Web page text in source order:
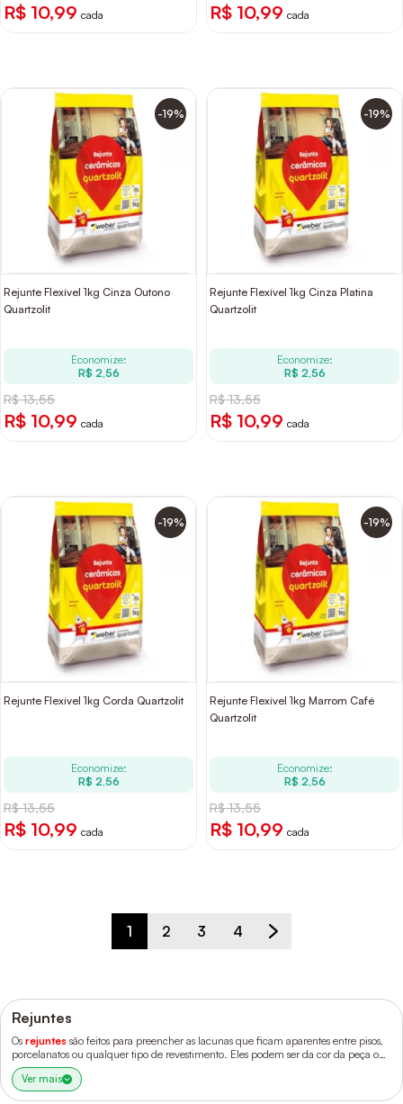
R$ 10,99 cada R$ 10,99 cada
-19%
Rejunte Flexível 1kg Cinza Outono
Quartzolit
Economize:
R$ 2,56
R$ 13,55
R$ 10,99 cada
-19%
Rejunte Flexível 1kg Cinza Platina
Quartzolit
Economize:
R$ 2,56
R$ 13,55
R$ 10,99 cada
-19%
Rejunte Flexível 1kg Corda Quartzolit
Economize:
R$ 2,56
R$ 13,55
R$ 10,99 cada
-19%
Rejunte Flexível 1kg Marrom Café
Quartzolit
Economize:
R$ 2,56
R$ 13,55
R$ 10,99 cada
1 2 3 4
Rejuntes
Os rejuntes são feitos para preencher as lacunas que ficam aparentes entre pisos,
porcelanatos ou qualquer tipo de revestimento. Eles podem ser da cor da peça ou
de outra cor, para ter maior destaque.
Ver mais